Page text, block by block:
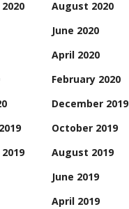
August 2020
June 2020
April 2020
February 2020
December 2019
October 2019
August 2019
June 2019
April 2019